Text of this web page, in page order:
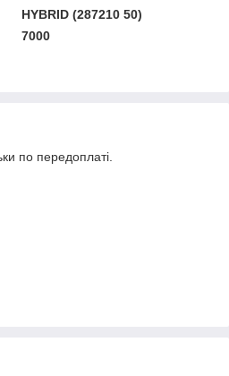
HYBRID (287210 50)
7000
по передоплаті.